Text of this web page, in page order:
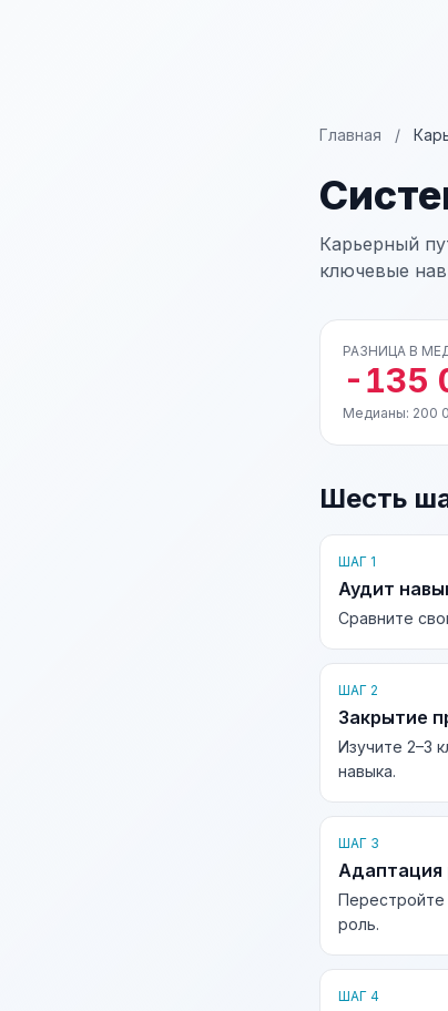
Главная /
Карьерный
ключевые
РАЗНИЦА В
-135
Медианы: 200
Шесть
ШАГ 1
Аудит
Сравните
ШАГ 2
Закрытие
Изучите 2–3
навыка.
ШАГ 3
Перестройте
роль.
ШАГ 4